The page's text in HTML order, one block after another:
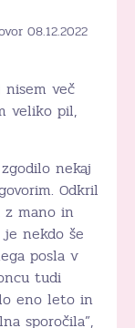
08.12.2022
več
veliko pil,
nekaj
Odkril
z mano in
nekdo še
posla v
tudi
eno leto in
sporočila”,